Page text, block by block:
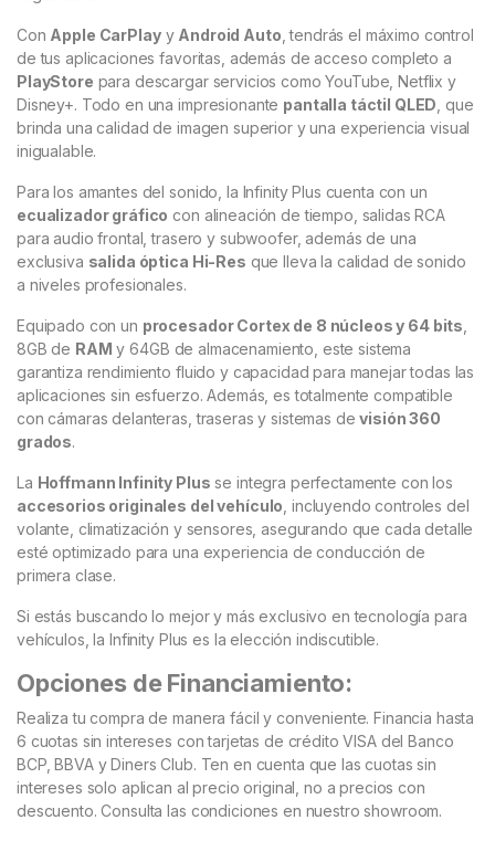
Con Apple CarPlayy Android Auto , tendrás el máximo control
de tus aplicaciones favoritas, además de acceso completo a
PlayStore para descargar servicios como YouTube, Netflix y
Disney+. Todo en una impresionante pantalla táctil QLED , que
brinda una calidad de imagen superior y una experiencia visual
inigualable.
Para los amantes del sonido, la Infinity Plus cuenta con un
ecualizador gráfico con alineación de tiempo, salidas RCA
para audio frontal, trasero y subwoofer, además de una
exclusiva salida óptica Hi-Res que lleva la calidad de sonido
a niveles profesionales.
Equipado con un procesador Cortex de 8 núcleos y 64 bits
8GB de RAM y 64GB de almacenamiento, este sistema
garantiza rendimiento fluido y capacidad para manejar todas las
aplicaciones sin esfuerzo. Además, es totalmente compatible
con cámaras delanteras, traseras y sistemas devisión 360
grados.
La Hoffmann Infinity Plus se integra perfectamente con los
accesorios originales del vehículo , incluyendo controles del
volante, climatización y sensores, asegurando que cada detalle
esté optimizado para una experiencia de conducción de
primera clase.
Si estás buscando lo mejor y más exclusivo en tecnología para
vehículos, la Infinity Plus es la elección indiscutible.
Opciones de Financiamiento:
Realiza tu compra de manera fácil y conveniente. Financia hasta
6 cuotas sin intereses con tarjetas de crédito VISA del Banco
BCP, BBVA y Diners Club. Ten en cuenta que las cuotas sin
intereses solo aplican al precio original, no a precios con
descuento. Consulta las condiciones en nuestro showroom.